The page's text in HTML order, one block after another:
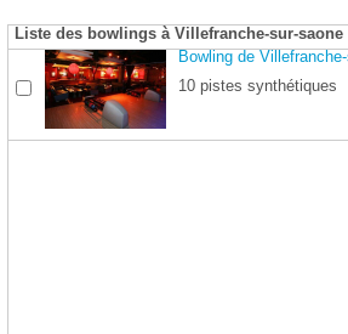
Liste des bowlings à Villefranche-sur-saone
Bowling de
10 pistes synthétiques